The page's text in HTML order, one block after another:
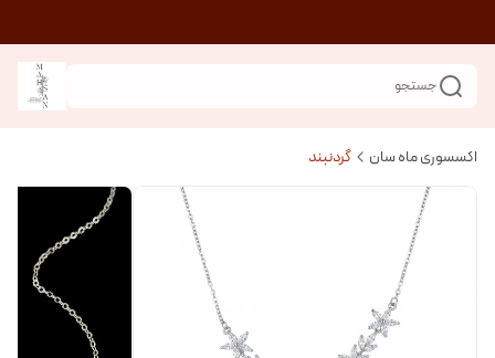
جستجو
اکسسوری ماه سان گردنبند